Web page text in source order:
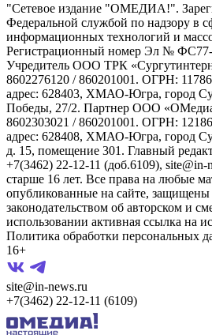
"Сетевое издание "ОМЕДИА!".
Федеральной службой по надзору в
информационных технологий и
Регистрационный номер Эл № ФС77-
Учредитель ООО ТРК
8602276120 / 860201001. ОГРН:
адрес: 628403, ХМАО-Югра, город
Победы, 27/2. Партнер ООО
8602303021 / 860201001. ОГРН:
адрес: 628408, ХМАО-Югра, город
д. 15, помещение 301. Главный
+7(3462) 22-12-11 (доб.6109), site@in-
старше 16 лет. Все права на любые
опубликованные на сайте, защищены
законодательством об авторском и
использовании активная ссылка на
Политика обработки персональных
16+
site@in-news.ru
+7(3462) 22-12-11 (6109)